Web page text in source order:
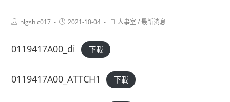
Posthlgshlc017
Post2021-10-04
Post人事室 / 最新消息
0119417A00_di 下載
0119417A00_ATTCH1 下載